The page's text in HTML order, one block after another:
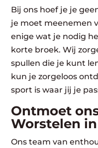
Bij ons hoef je je
je moet meenemen
enige wat je nodig
korte broek. Wij
spullen die je kunt
kun je zorgeloos
sport is waar jij je
Ontmoet
Worstelen
Ons team van